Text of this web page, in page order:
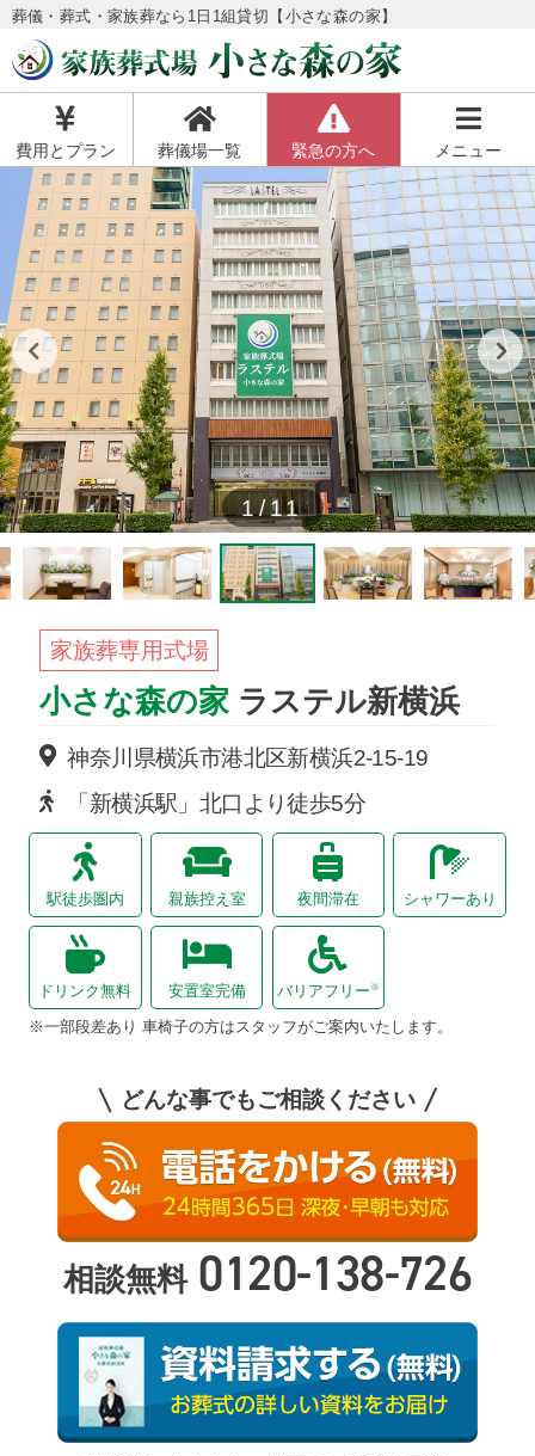
葬儀・葬式・家族葬なら1日1組貸切【小さな森の家】
費用とプラン 葬儀場一覧 緊急の方へ メニュー
1/11
家族葬専用式場
小さな森の家 ラステル新横浜
神奈川県横浜市港北区新横浜2-15-19
「新横浜駅」北口より徒歩5分
駅徒歩圏内 親族控え室 夜間滞在 シャワーあり
ドリンク無料 安置室完備 バリアフリー ※
※一部段差あり 車椅子の方はスタッフがご案内いたします。
どんな事でもご相談ください
相談無料 0120-138-726